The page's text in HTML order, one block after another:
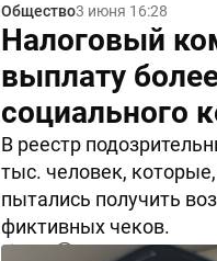
Общество3 июня 16:28
Налоговый
выплату
социального
В реестр
тыс. человек,
пытались получить
фиктивных чеков.